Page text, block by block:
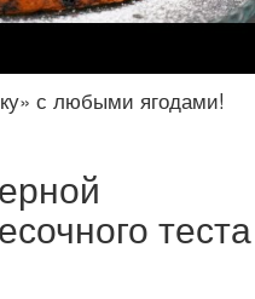
с любыми ягодами!
теста